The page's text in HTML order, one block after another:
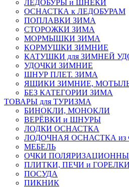
ЛЕДОБУРЫ и ШНЕКИ
ОСНАСТКА к ЛЕДОБУРАМ
ПОПЛАВКИ ЗИМА
СТОРОЖКИ ЗИМА
МОРМЫШКИ ЗИМА
КОРМУШКИ ЗИМНИЕ
КАТУШКИ для ЗИМНЕЙ
УДОЧКИ ЗИМНИЕ
ШНУР ПЛЕТ. ЗИМА
ЯЩИКИ ЗИМНИЕ,
БЕЗ КАТЕГОРИИ ЗИМА
ТОВАРЫ для ТУРИЗМА
БИНОКЛИ, МОНОКЛИ
ВЕРЁВКИ и ШНУРЫ
ЛОДКИ ОСНАСТКА
ЛОДОЧНАЯ ОСНАСТКА из
МЕБЕЛЬ
ОЧКИ
ПЛИТКИ, ПЕЧИ и ГОРЕЛКИ
ПОСУДА
ПИКНИК